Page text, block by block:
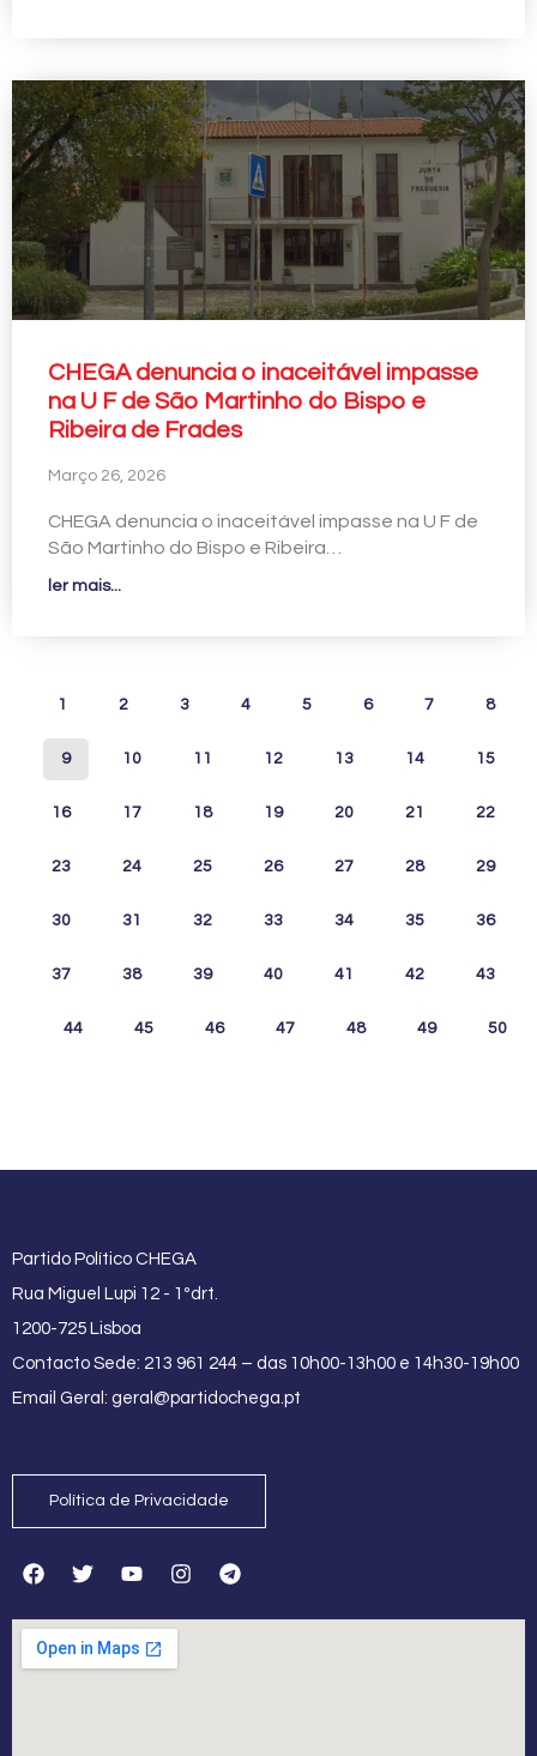
CHEGA denuncia o inaceitável impasse
na U F de São Martinho do Bispo e
Ribeira de Frades
Março 26, 2026
CHEGA denuncia o inaceitável impasse na U F de
São Martinho do Bispo e Ribeira…
ler mais...
1 2 3 4 5 6 7 8
9 10 11 12 13 14 15
16 17 18 19 20 21 22
23 24 25 26 27 28 29
30 31 32 33 34 35 36
37 38 39 40 41 42 43
44 45 46 47 48 49 50
Partido Político CHEGA
Rua Miguel Lupi 12 - 1ºdrt.
1200-725 Lisboa
Contacto Sede: 213 961 244 – das 10h00-13h00 e 14h30-19h00
Email Geral: geral@partidochega.pt
Política de Privacidade